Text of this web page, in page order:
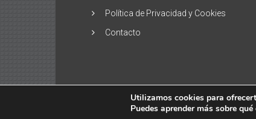
Política de Privacidad y Cookies
Contacto
Copyright © 2026El Alisio – Noticias
Utilizamos cookies para
Puedes aprender más sobre